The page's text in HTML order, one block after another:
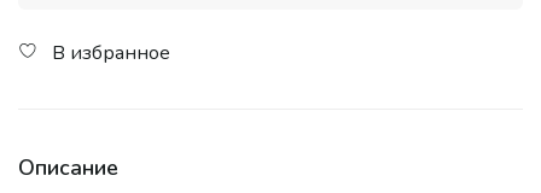
В избранное
Описание